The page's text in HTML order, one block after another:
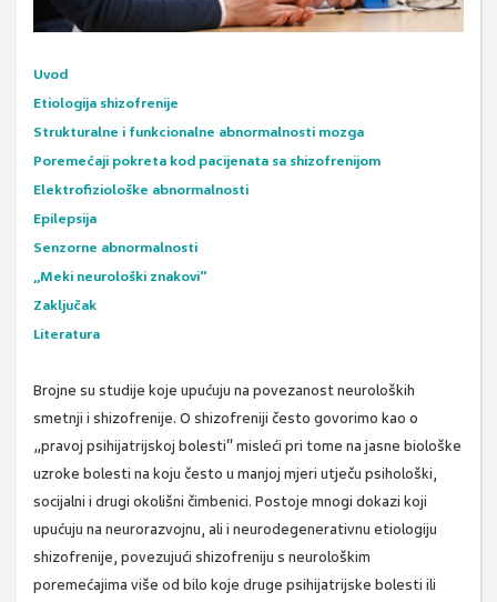
Uvod
Etiologija shizofrenije
Strukturalne i funkcionalne abnormalnosti mozga
Poremećaji pokreta kod pacijenata sa shizofrenijom
Elektrofiziološke abnormalnosti
Epilepsija
Senzorne abnormalnosti
„Meki neurološki znakovi“
Zaključak
Literatura
Brojne su studije koje upućuju na povezanost neuroloških
smetnji i shizofrenije. O shizofreniji često govorimo kao o
„pravoj psihijatrijskoj bolesti“ misleći pri tome na jasne biološke
uzroke bolesti na koju često u manjoj mjeri utječu psihološki,
socijalni i drugi okolišni čimbenici. Postoje mnogi dokazi koji
upućuju na neurorazvojnu, ali i neurodegenerativnu etiologiju
shizofrenije, povezujući shizofreniju s neurološkim
poremećajima više od bilo koje druge psihijatrijske bolesti ili